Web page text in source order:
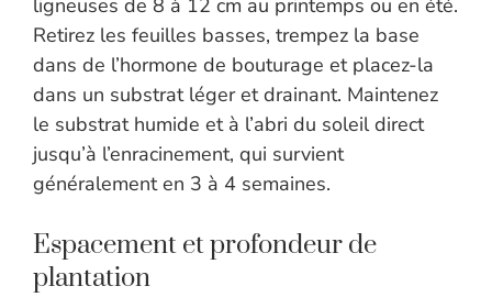
ligneuses de 8 à 12 cm au printemps ou en été.
Retirez les feuilles basses, trempez la base
dans de l’hormone de bouturage et placez-la
dans un substrat léger et drainant. Maintenez
le substrat humide et à l’abri du soleil direct
jusqu’à l’enracinement, qui survient
généralement en 3 à 4 semaines.
Espacement et profondeur de
plantation